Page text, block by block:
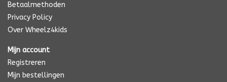
Betaalmethoden
Privacy Policy
Over Wheelz4kids
Mijn account
Registreren
Mijn bestellingen